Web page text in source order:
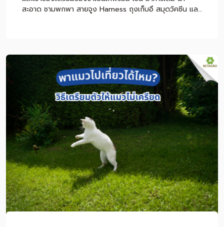
สะอาด ชามพกพา สายจูง Harness ถุงเก็บอึ สมุดวัคซีน และ
ตัวพาสุนัขเดินทาง ไม่ใช่การวินิจฉัยหรือการรักษาโรค หากสุนัข
มีโรคประจำตัว มีอาการผิดปกติ หรือจำเป็นต้องใช้ยา ควร
ปรึกษาสัตวแพทย์ก่อนเดินทางทุกครั้ง สารบัญเนื้อหา พาหมา
เที่ยวได้ไหม? เช็กก่อนออกทริป หมาแบบไหนเหมาะกับการ
เที่ยว? พาหมาเที่ยวต้องเตรียมอะไรบ้าง? พาหมาเดินทางไกล
ด้วยรถยนต์ ต้องดูแลอย่างไร? หมาเมารถดูอย่างไร และช่วย
ลดอาการได้อย่างไร? ควรให้อาหารหมาก่อนเดินทางไหม?
เลือกที่พัก Pet-Friendly ต้องเช็กอะไรบ้าง? ถึงที่พักแล้วควร
ทำอย่างไรให้สุนัขปรับตัว? พาหมาเที่ยวกับฝากเลี้ยง แบบไหน
ดีกว่า? โภชนาการระหว่างทริปสำคัญอย่างไร? ข้อควรระวัง
เมื่อพาหมาเที่ยว สรุป พาหมาเที่ยวอย่างไรให้ปลอดภัยและสนุก
ตลอดทริป คำถามที่พบบ่อยเกี […]